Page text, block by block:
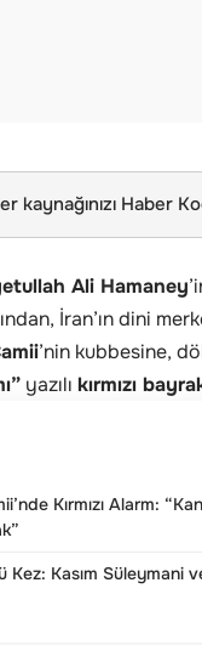
kaynağınızı Haber
Ali Hamaney
İran’ın dini
’nin kubbesine,
yazılı kırmızı
Kırmızı Alarm:
Kez: Kasım Süleymani